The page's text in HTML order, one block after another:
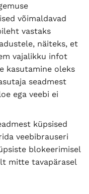
võimaldavad
vastaks
näiteks, et
vajalikku infot
kasutamine oleks
seadmest
ega veebi ei
küpsised
veebibrauseri
blokeerimisel
mitte tavapärasel